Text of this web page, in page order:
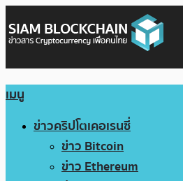
เมนู
ข่าวคริปโตเคอเรนซี่
ข่าว Bitcoin
ข่าว Ethereum